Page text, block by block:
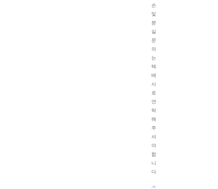
손
및
분
실
문
의
는
택
배
사
로
연
락
해
주
셔
야
합
니
다.
→